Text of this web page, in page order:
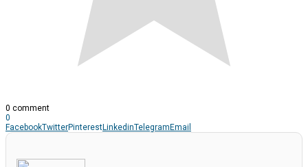
0 comment
0
FacebookTwitterPinterestLinkedinTelegram Email